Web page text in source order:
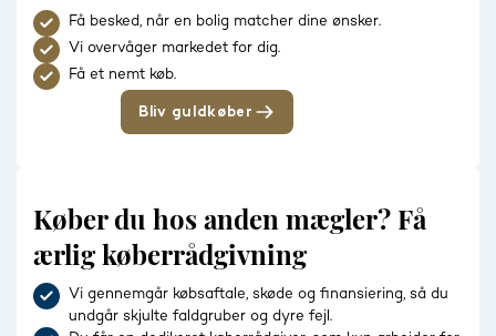
Få besked, når en bolig matcher dine ønsker.
Vi overvåger markedet for dig.
Få et nemt køb.
Bliv guldkøber
Køber du hos anden mægler? Få
ærlig køberrådgivning
Vi gennemgår købsaftale, skøde og finansiering, så du
undgår skjulte faldgruber og dyre fejl.